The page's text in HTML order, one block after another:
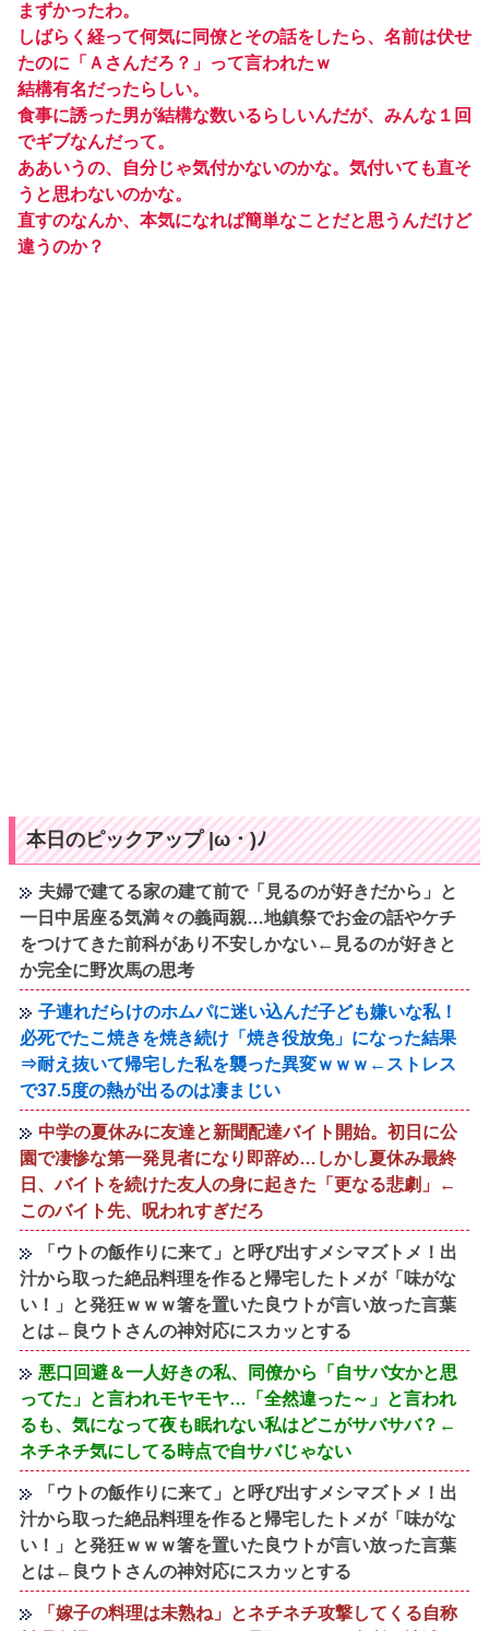
まずかったわ。
しばらく経って何気に同僚とその話をしたら、名前は伏せ
たのに「Ａさんだろ？」って言われたｗ
結構有名だったらしい。
食事に誘った男が結構な数いるらしいんだが、みんな１回
でギブなんだって。
ああいうの、自分じゃ気付かないのかな。気付いても直そ
うと思わないのかな。
直すのなんか、本気になれば簡単なことだと思うんだけど
違うのか？
本日のピックアップ |ω・)ﾉ
夫婦で建てる家の建て前で「見るのが好きだから」と
一日中居座る気満々の義両親…地鎮祭でお金の話やケチ
をつけてきた前科があり不安しかない←見るのが好きと
か完全に野次馬の思考
子連れだらけのホムパに迷い込んだ子ども嫌いな私！
必死でたこ焼きを焼き続け「焼き役放免」になった結果
⇒耐え抜いて帰宅した私を襲った異変ｗｗｗ←ストレス
で37.5度の熱が出るのは凄まじい
中学の夏休みに友達と新聞配達バイト開始。初日に公
園で凄惨な第一発見者になり即辞め…しかし夏休み最終
日、バイトを続けた友人の身に起きた「更なる悲劇」←
このバイト先、呪われすぎだろ
「ウトの飯作りに来て」と呼び出すメシマズトメ！出
汁から取った絶品料理を作ると帰宅したトメが「味がな
い！」と発狂ｗｗｗ箸を置いた良ウトが言い放った言葉
とは←良ウトさんの神対応にスカッとする
悪口回避＆一人好きの私、同僚から「自サバ女かと思
ってた」と言われモヤモヤ…「全然違った～」と言われ
るも、気になって夜も眠れない私はどこがサバサバ？←
ネチネチ気にしてる時点で自サバじゃない
「ウトの飯作りに来て」と呼び出すメシマズトメ！出
汁から取った絶品料理を作ると帰宅したトメが「味がな
い！」と発狂ｗｗｗ箸を置いた良ウトが言い放った言葉
とは←良ウトさんの神対応にスカッとする
「嫁子の料理は未熟ね」とネチネチ攻撃してくる自称